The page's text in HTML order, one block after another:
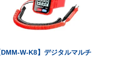
DMM-W-K8】デジタルマルチ